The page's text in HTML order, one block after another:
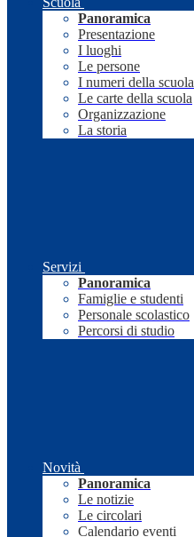
Panoramica
Presentazione
I luoghi
Le persone
I numeri della scuola
Le carte della scuola
Organizzazione
La storia
Servizi
Panoramica
Famiglie e studenti
Personale scolastico
Percorsi di studio
Novità
Panoramica
Le notizie
Le circolari
Calendario eventi